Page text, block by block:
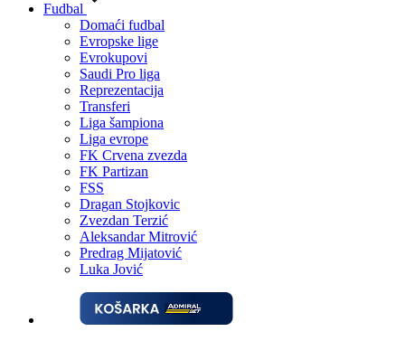
Fudbal
Domaći fudbal
Evropske lige
Evrokupovi
Saudi Pro liga
Reprezentacija
Transferi
Liga šampiona
Liga evrope
FK Crvena zvezda
FK Partizan
FSS
Dragan Stojkovic
Zvezdan Terzić
Aleksandar Mitrović
Predrag Mijatović
Luka Jović